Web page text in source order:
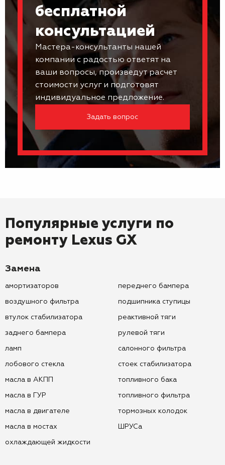
бесплатной
консультацией
Мастера-консультанты нашей
компании с радостью ответят на
ваши вопросы, произведут расчет
стоимости услуг и подготовят
индивидуальное предложение.
Задать вопрос
Популярные услуги по
ремонту Lexus GX
Замена
амортизаторов
воздушного фильтра
втулок стабилизатора
заднего бампера
ламп
лобового стекла
масла в АКПП
масла в ГУР
масла в двигателе
масла в мостах
охлаждающей жидкости
переднего бампера
подшипника ступицы
реактивной тяги
рулевой тяги
салонного фильтра
стоек стабилизатора
топливного бака
топливного фильтра
тормозных колодок
ШРУСа